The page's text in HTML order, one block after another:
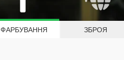
ФАРБУВАННЯ ЗБРОЯ